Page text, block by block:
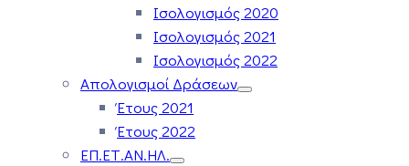
Ισολογισμός 2020
Ισολογισμός 2021
Ισολογισμός 2022
Απολογισμοί Δράσεων
Έτους 2021
Έτους 2022
ΕΠ.ΕΤ.ΑΝ.ΗΛ.